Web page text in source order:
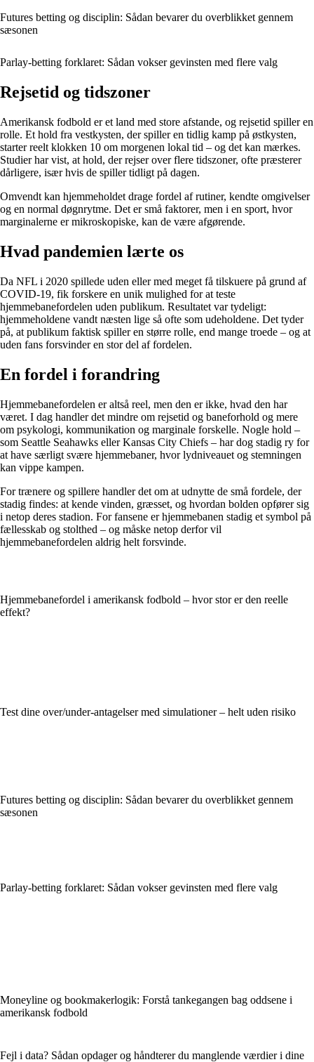
Futures betting og disciplin: Sådan bevarer du overblikket gennem
sæsonen
Parlay-betting forklaret: Sådan vokser gevinsten med flere valg
Rejsetid og tidszoner
Amerikansk fodbold er et land med store afstande, og rejsetid spiller en
rolle. Et hold fra vestkysten, der spiller en tidlig kamp på østkysten,
starter reelt klokken 10 om morgenen lokal tid – og det kan mærkes.
Studier har vist, at hold, der rejser over flere tidszoner, ofte præsterer
dårligere, især hvis de spiller tidligt på dagen.
Omvendt kan hjemmeholdet drage fordel af rutiner, kendte omgivelser
og en normal døgnrytme. Det er små faktorer, men i en sport, hvor
marginalerne er mikroskopiske, kan de være afgørende.
Hvad pandemien lærte os
Da NFL i 2020 spillede uden eller med meget få tilskuere på grund af
COVID-19, fik forskere en unik mulighed for at teste
hjemmebanefordelen uden publikum. Resultatet var tydeligt:
hjemmeholdene vandt næsten lige så ofte som udeholdene. Det tyder
på, at publikum faktisk spiller en større rolle, end mange troede – og at
uden fans forsvinder en stor del af fordelen.
En fordel i forandring
Hjemmebanefordelen er altså reel, men den er ikke, hvad den har
været. I dag handler det mindre om rejsetid og baneforhold og mere
om psykologi, kommunikation og marginale forskelle. Nogle hold –
som Seattle Seahawks eller Kansas City Chiefs – har dog stadig ry for
at have særligt svære hjemmebaner, hvor lydniveauet og stemningen
kan vippe kampen.
For trænere og spillere handler det om at udnytte de små fordele, der
stadig findes: at kende vinden, græsset, og hvordan bolden opfører sig
i netop deres stadion. For fansene er hjemmebanen stadig et symbol på
fællesskab og stolthed – og måske netop derfor vil
hjemmebanefordelen aldrig helt forsvinde.
Hjemmebanefordel i amerikansk fodbold – hvor stor er den reelle
effekt?
Test dine over/under-antagelser med simulationer – helt uden risiko
Futures betting og disciplin: Sådan bevarer du overblikket gennem
sæsonen
Parlay-betting forklaret: Sådan vokser gevinsten med flere valg
Moneyline og bookmakerlogik: Forstå tankegangen bag oddsene i
amerikansk fodbold
Fejl i data? Sådan opdager og håndterer du manglende værdier i dine